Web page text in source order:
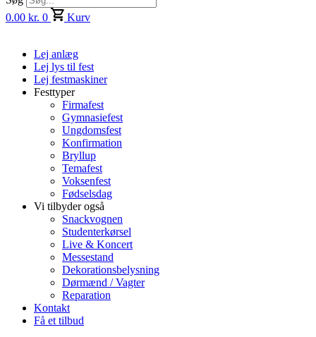
0.00 kr. 0 Kurv
Lej anlæg
Lej lys til fest
Lej festmaskiner
Festtyper
Firmafest
Gymnasiefest
Ungdomsfest
Konfirmation
Bryllup
Temafest
Voksenfest
Fødselsdag
Vi tilbyder også
Snackvognen
Studenterkørsel
Live & Koncert
Messestand
Dekorationsbelysning
Dørmænd / Vagter
Reparation
Kontakt
Få et tilbud